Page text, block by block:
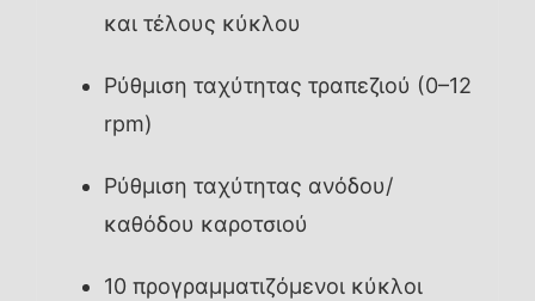
και τέλους κύκλου
Ρύθμιση ταχύτητας τραπεζιού (0–12
rpm)
Ρύθμιση ταχύτητας ανόδου/
καθόδου καροτσιού
10 προγραμματιζόμενοι κύκλοι